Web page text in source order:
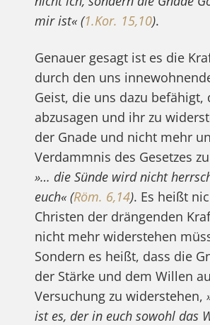
mir ist« (1.Kor. 15,10).
Genauer gesagt ist es die
durch den uns
Geist, die uns dazu befähigt,
abzusagen und ihr zu
der Gnade und nicht mehr
Verdammnis des Gesetzes
»… die Sünde wird nicht
euch« (Röm. 6,14). Es heißt
Christen der drängenden
nicht mehr widerstehen
Sondern es heißt, dass die
der Stärke und dem Willen
Versuchung zu widerstehen,
ist es, der in euch sowohl das